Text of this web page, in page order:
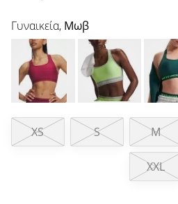
πρεσβευτής
της
μάρκας
μας.
Εμφάνιση
όλων των
Γυναικεία, Μωβ
XS S M
XXL